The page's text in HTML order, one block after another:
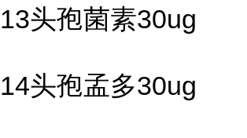
头孢菌素30ug
头孢孟多30ug